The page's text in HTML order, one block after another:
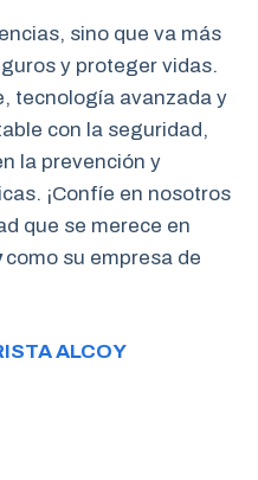
sino que va más
y proteger vidas.
tecnología avanzada y
con la seguridad,
la prevención y
¡Confíe en nosotros
que se merece en
como su empresa de
ALCOY